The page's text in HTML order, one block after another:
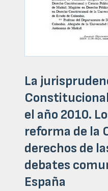
La
el año 2010.
reforma de la
derechos de
debates
España